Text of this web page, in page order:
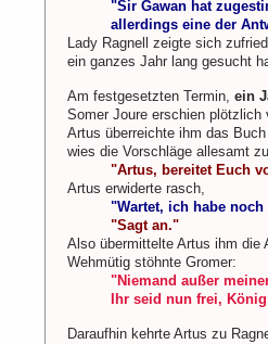
"Sir Gawan hat
allerdings eine der
Lady Ragnell zeigte sich
ein ganzes Jahr lang gesucht
Am festgesetzten Termin,ein
Somer Joure erschien plötzlich
Artus überreichte ihm das
wies die Vorschläge allesamt
"Artus, bereitet Euch
Artus erwiderte rasch,
"Wartet, ich habe
"Sagt an."
Also übermittelte Artus ihm die
Wehmütig stöhnte Gromer:
"Niemand außer
Ihr seid nun frei,
Daraufhin kehrte Artus zu